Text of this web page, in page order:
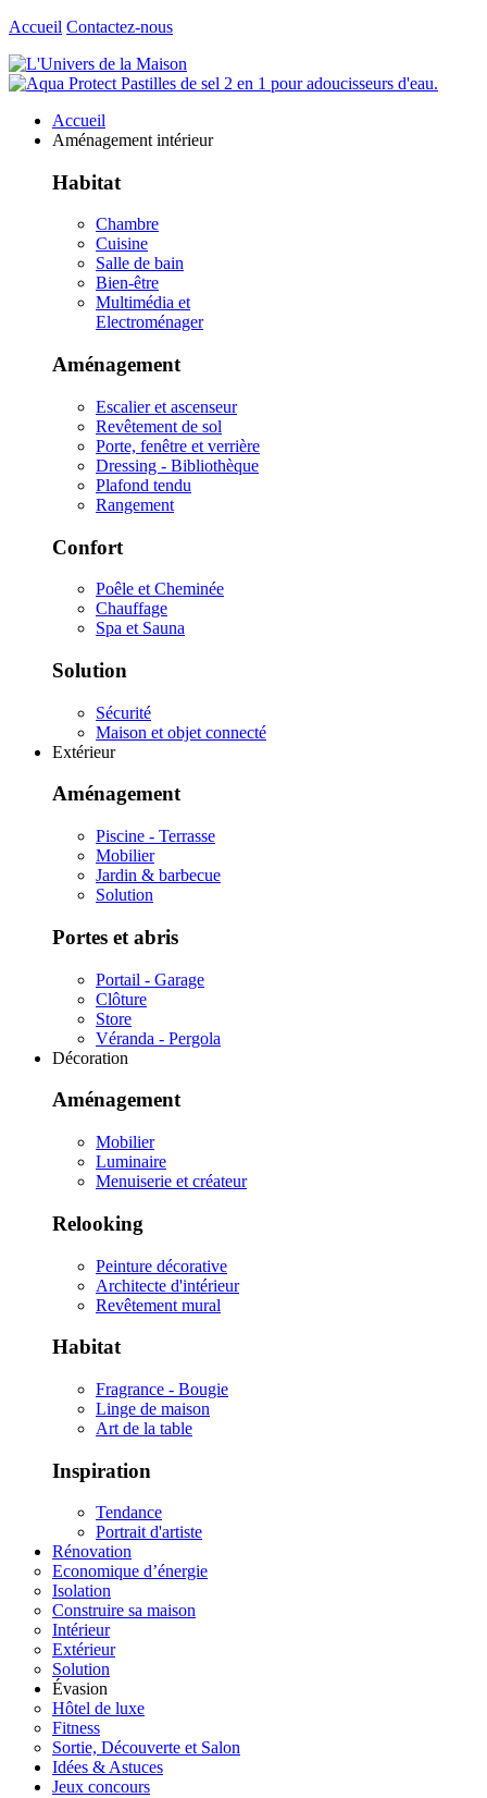
Accueil Contactez-nous
Accueil
Aménagement intérieur
Habitat
Chambre
Cuisine
Salle de bain
Bien-être
Multimédia et
Electroménager
Aménagement
Escalier et ascenseur
Revêtement de sol
Porte, fenêtre et verrière
Dressing - Bibliothèque
Plafond tendu
Rangement
Confort
Poêle et Cheminée
Chauffage
Spa et Sauna
Solution
Sécurité
Maison et objet connecté
Extérieur
Aménagement
Piscine - Terrasse
Mobilier
Jardin & barbecue
Solution
Portes et abris
Portail - Garage
Clôture
Store
Véranda - Pergola
Décoration
Aménagement
Mobilier
Luminaire
Menuiserie et créateur
Relooking
Peinture décorative
Architecte d'intérieur
Revêtement mural
Habitat
Fragrance - Bougie
Linge de maison
Art de la table
Inspiration
Tendance
Portrait d'artiste
Rénovation
Economique d’énergie
Isolation
Construire sa maison
Intérieur
Extérieur
Solution
Évasion
Hôtel de luxe
Fitness
Sortie, Découverte et Salon
Idées & Astuces
Jeux concours